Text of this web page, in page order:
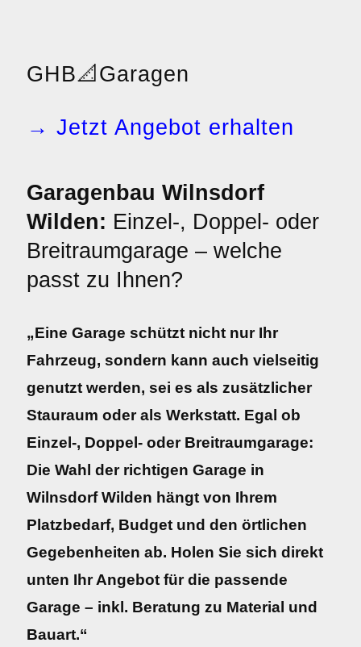
GHB📐 Garagen
→ Jetzt Angebot erhalten
Garagenbau Wilnsdorf
Wilden: Einzel-, Doppel- oder
Breitraumgarage – welche
passt zu Ihnen?
„Eine Garage schützt nicht nur Ihr
Fahrzeug, sondern kann auch vielseitig
genutzt werden, sei es als zusätzlicher
Stauraum oder als Werkstatt. Egal ob
Einzel-, Doppel- oder Breitraumgarage:
Die Wahl der richtigen Garage in
Wilnsdorf Wilden hängt von Ihrem
Platzbedarf, Budget und den örtlichen
Gegebenheiten ab. Holen Sie sich direkt
unten Ihr Angebot für die passende
Garage – inkl. Beratung zu Material und
Bauart.“